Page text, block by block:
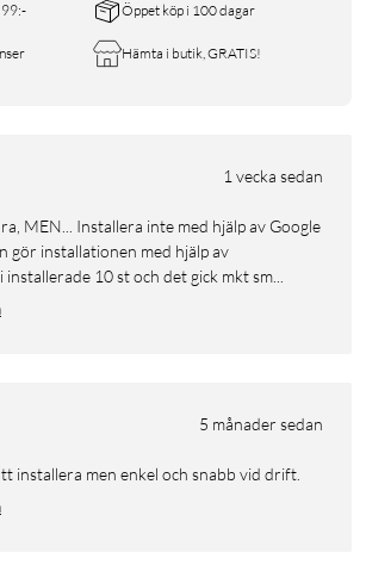
Öppet köp i 100 dagar
Hämta i butik, GRATIS!
1 vecka sedan
gör installationen med hjälp av
10 st och det gick mkt sm...
5 månader sedan
installera men enkel och snabb vid drift.